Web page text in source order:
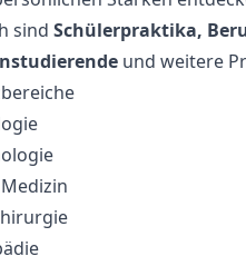
sind Schülerpraktika,
und weitere